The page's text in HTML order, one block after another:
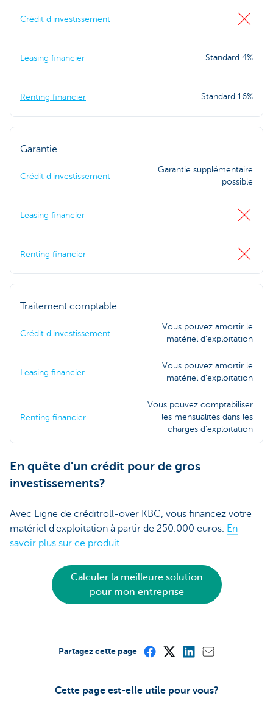
Crédit d'investissement
Leasing financier Standard 4%
Renting financier Standard 16%
Garantie
Crédit d'investissement
Garantie supplémentaire
possible
Leasing financier
Renting financier
Traitement comptable
Crédit d'investissement
Vous pouvez amortir le
matériel d'exploitation
Leasing financier
Vous pouvez amortir le
matériel d'exploitation
Renting financier
Vous pouvez comptabiliser
les mensualités dans les
charges d'exploitation
En quête d'un crédit pour de gros
investissements?
Avec Ligne de créditroll-over KBC, vous financez votre
matériel d'exploitation à partir de 250.000 euros. En
savoir plus sur ce produit.
Calculer la meilleure solution
pour mon entreprise
Cette page est-elle utile pour vous?
Partagez cette page